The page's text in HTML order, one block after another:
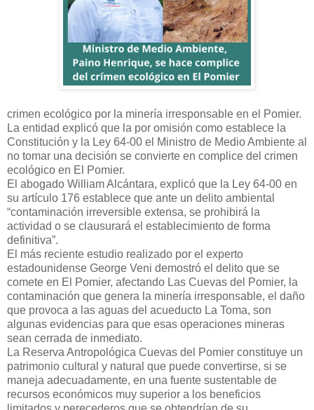
crimen ecológico por la minería irresponsable en el Pomier.
La entidad explicó que la por omisión como establece la
Constitución y la Ley 64-00 el Ministro de Medio Ambiente al
no tomar una decisión se convierte en complice del crimen
ecológico en El Pomier.
El abogado William Alcántara, explicó que la Ley 64-00 en
su artículo 176 establece que ante un delito ambiental
“contaminación irreversible extensa, se prohibirá la
actividad o se clausurará el establecimiento de forma
definitiva”.
El más reciente estudio realizado por el experto
estadounidense George Veni demostró el delito que se
comete en El Pomier, afectando Las Cuevas del Pomier, la
contaminación que genera la minería irresponsable, el daño
que provoca a las aguas del acueducto La Toma, son
algunas evidencias para que esas operaciones mineras
sean cerrada de inmediato.
La Reserva Antropológica Cuevas del Pomier constituye un
patrimonio cultural y natural que puede convertirse, si se
maneja adecuadamente, en una fuente sustentable de
recursos económicos muy superior a los beneficios